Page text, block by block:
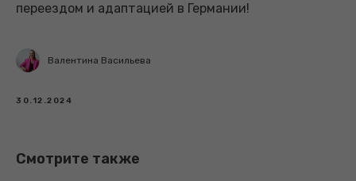
переездом и адаптацией в Германии!
Валентина Васильева
30.12.2024
Смотрите также